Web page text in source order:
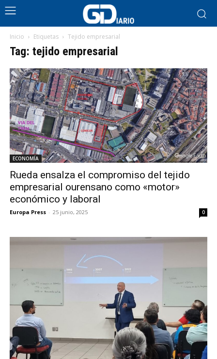
Inicio Etiquetas Tejido empresarial
Tag: tejido empresarial
ECONOMÍA
Rueda ensalza el compromiso del tejido
empresarial ourensano como «motor»
económico y laboral
Europa Press - 25 junio, 2025 0